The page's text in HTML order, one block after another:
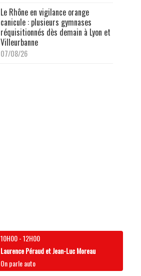
Le Rhône en vigilance orange
canicule : plusieurs gymnases
réquisitionnés dès demain à Lyon et
Villeurbanne
07/08/26
10H00-12H00
Laurence Péraud et Jean-Luc Moreau
On parle auto